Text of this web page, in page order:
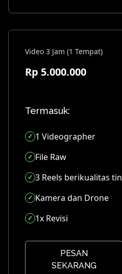
Video 3 Jam (1 Tempat)
Rp 5.000.000
Termasuk:
1 Videographer
File Raw
3 Reels berikualitas
Kamera dan Drone
1x Revisi
PESAN
SEKARANG